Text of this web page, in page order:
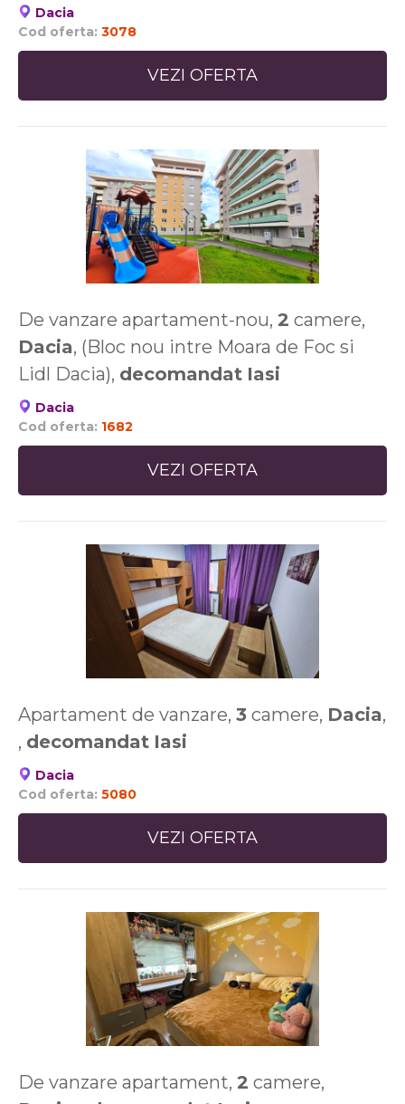
Dacia
Cod oferta: 3078
VEZI OFERTA
De vanzare apartament-nou, 2 camere,
Dacia, (Bloc nou intre Moara de Foc si
Lidl Dacia), decomandat Iasi
Dacia
Cod oferta: 1682
VEZI OFERTA
Apartament de vanzare, 3 camere, Dacia,
, decomandat Iasi
Dacia
Cod oferta: 5080
VEZI OFERTA
De vanzare apartament, 2 camere,